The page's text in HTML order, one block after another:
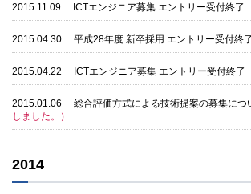
2015.11.09 ICTエンジニア募集 エントリー受付終了
2015.04.30 平成28年度 新卒採用 エントリー受付終了
2015.04.22 ICTエンジニア募集 エントリー受付終了
2015.01.06 総合評価方式による技術提案の募集につ
しました。）
2014